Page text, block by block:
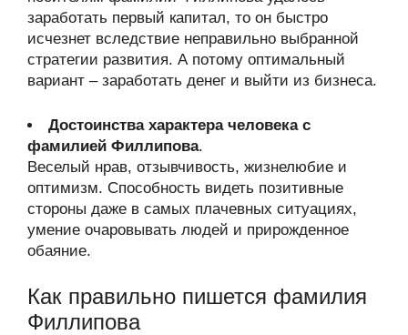
заработать первый капитал, то он быстро
исчезнет вследствие неправильно выбранной
стратегии развития. А потому оптимальный
вариант – заработать денег и выйти из бизнеса.
Достоинства характера человека с
фамилией Филлипова.
Веселый нрав, отзывчивость, жизнелюбие и
оптимизм. Способность видеть позитивные
стороны даже в самых плачевных ситуациях,
умение очаровывать людей и прирожденное
обаяние.
Как правильно пишется фамилия
Филлипова